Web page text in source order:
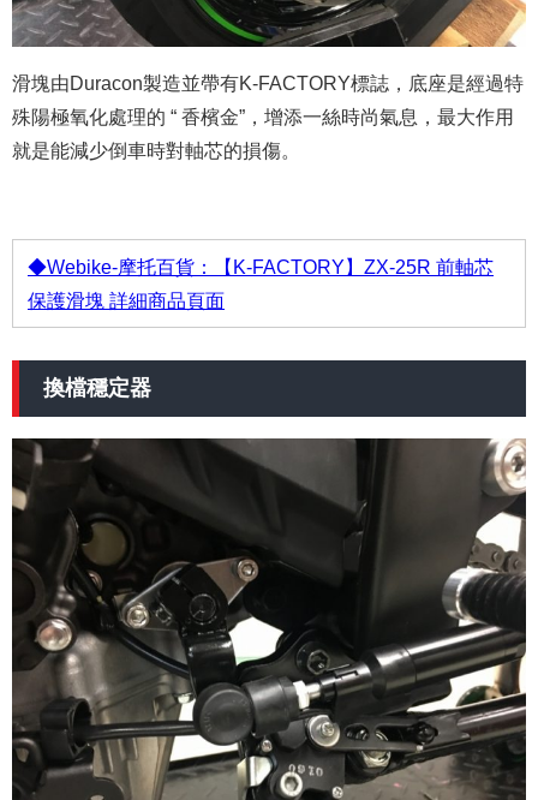
滑塊由Duracon製造並帶有K-FACTORY標誌，底座是經過特
殊陽極氧化處理的 “ 香檳金”，增添一絲時尚氣息，最大作用
就是能減少倒車時對軸芯的損傷。
◆Webike-摩托百貨：【K-FACTORY】ZX-25R 前軸芯
保護滑塊 詳細商品頁面
換檔穩定器